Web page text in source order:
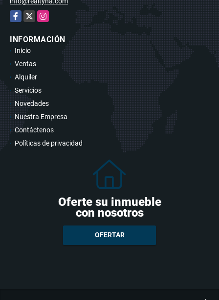
Facebook
X Instagram
INFORMACIÓN
Inicio
Ventas
Alquiler
Servicios
Novedades
Nuestra Empresa
Contáctenos
Políticas de privacidad
Oferte su inmueble
con nosotros
OFERTAR